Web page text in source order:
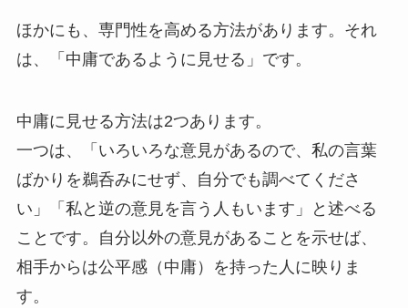
ほかにも、専門性を高める方法があります。それ
は、「中庸であるように見せる」です。
中庸に見せる方法は2つあります。
一つは、「いろいろな意見があるので、私の言葉
ばかりを鵜呑みにせず、自分でも調べてくださ
い」「私と逆の意見を言う人もいます」と述べる
ことです。自分以外の意見があることを示せば、
相手からは公平感（中庸）を持った人に映りま
す。